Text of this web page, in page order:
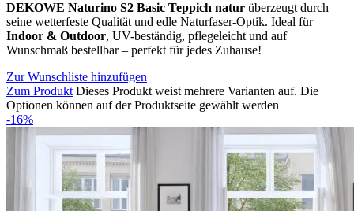
DEKOWE Naturino S2 Basic Teppich natur überzeugt durch
seine wetterfeste Qualität und edle Naturfaser-Optik. Ideal für
Indoor & Outdoor, UV-beständig, pflegeleicht und auf
Wunschmaß bestellbar – perfekt für jedes Zuhause!
Zur Wunschliste hinzufügen
Zum Produkt Dieses Produkt weist mehrere Varianten auf. Die
Optionen können auf der Produktseite gewählt werden
-16%